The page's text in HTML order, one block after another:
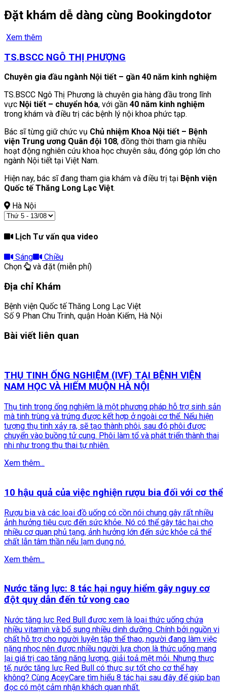
Đặt khám dễ dàng cùng Bookingdotor
Xem thêm
TS.BSCC NGÔ THỊ PHƯỢNG
Chuyên gia đầu ngành Nội tiết – gần 40 năm kinh nghiệm
TS.BSCC Ngô Thị Phương là chuyên gia hàng đầu trong lĩnh
vực Nội tiết – chuyển hóa, với gần 40 năm kinh nghiệm
trong khám và điều trị các bệnh lý nội khoa phức tạp.
Bác sĩ từng giữ chức vụ Chủ nhiệm Khoa Nội tiết – Bệnh
viện Trung ương Quân đội 108, đồng thời tham gia nhiều
hoạt động nghiên cứu khoa học chuyên sâu, đóng góp lớn cho
ngành Nội tiết tại Việt Nam.
Hiện nay, bác sĩ đang tham gia khám và điều trị tại Bệnh viện
Quốc tế Thăng Long Lạc Việt.
Hà Nội
Lịch Tư vấn qua video
Sáng
Chiều
Chọn
và đặt (miễn phí)
Địa chỉ Khám
Bệnh viện Quốc tế Thăng Long Lạc Việt
Số 9 Phan Chu Trinh, quận Hoàn Kiếm, Hà Nội
Bài viết liên quan
THỤ TINH ỐNG NGHIỆM (IVF) TẠI BỆNH VIỆN
NAM HỌC VÀ HIẾM MUỘN HÀ NỘI
Thụ tinh trong ống nghiệm là một phương pháp hỗ trợ sinh sản
mà tinh trùng và trứng được kết hợp ở ngoài cơ thể. Nếu hiện
tượng thụ tinh xảy ra, sẽ tạo thành phôi, sau đó phôi được
chuyển vào buồng tử cung. Phôi làm tổ và phát triển thành thai
nhi như trong thụ thai tự nhiên.
Xem thêm...
10 hậu quả của việc nghiện rượu bia đối với cơ thể
Rượu bia và các loại đồ uống có cồn nói chung gây rất nhiều
ảnh hưởng tiêu cực đến sức khỏe. Nó có thể gây tác hại cho
nhiều cơ quan phủ tạng, ảnh hưởng lớn đến sức khỏe cả thể
chất lẫn tâm thần nếu lạm dụng nó.
Xem thêm...
Nước tăng lực: 8 tác hại nguy hiểm gây nguy cơ
đột quỵ dẫn đến tử vong cao
Nước tăng lực Red Bull được xem là loại thức uống chứa
nhiều vitamin và bổ sung nhiều dinh dưỡng. Chính bởi nguồn vi
chất hỗ trợ cho người luyện tập thể thao, người đang làm việc
nặng nhọc nên được nhiều người lựa chọn là thức uống mang
lại giá trị cao tăng năng lượng, giải toả mệt mỏi. Nhưng thực
tế, nước tăng lực Red Bull có thực sự tốt cho cơ thể hay
không? Cùng AceyCare tìm hiểu 8 tác hại sau đây để giúp bạn
đọc có một cảm nhận khách quan nhất.